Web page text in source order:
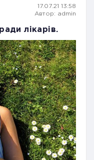
17.07.21 13:58
Автор: admin
лікарів.